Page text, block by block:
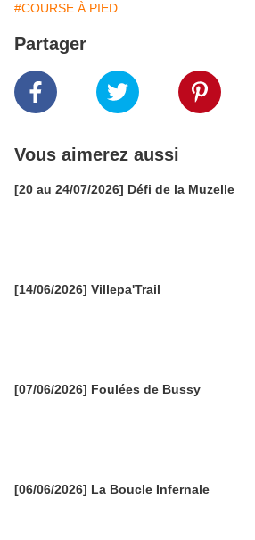
#COURSE À PIED
Partager
Vous aimerez aussi
[20 au 24/07/2026] Défi de la Muzelle
[14/06/2026] Villepa'Trail
[07/06/2026] Foulées de Bussy
[06/06/2026] La Boucle Infernale